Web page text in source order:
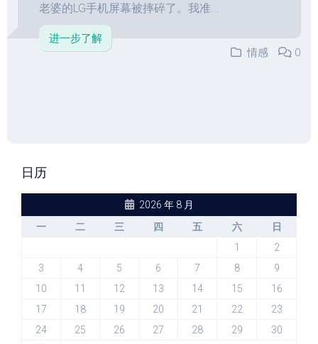
老婆的LG手机屏幕被摔碎了。我准...
进一步了解
情感
0
日历
2026 年 8 月
一
二 三 四 五 六
日
1
2
3
4 5 6 7 8
9
10
11 12 13 14 15
16
17
18 19 20 21 22
23
24
25 26 27 28 29
30